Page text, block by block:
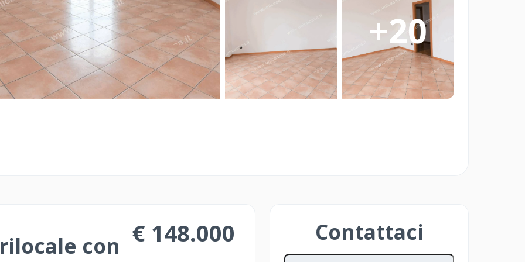
senza
Il servizio Costruttore Smart è pensato per Imprese Edili
e Operatori di Mercato che vogliono vendere in modo
rapido ed efficace.
Compra e Vendi
casa e necessita
con
Il servizio ideale per Investitori e Privati che vogliono
+20
con € 148.000 Contattaci